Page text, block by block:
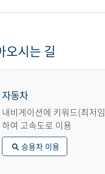
오시는 길
자동차
내비게이션에 키워드(최저
하여 고속도로 이용
승용차 이용